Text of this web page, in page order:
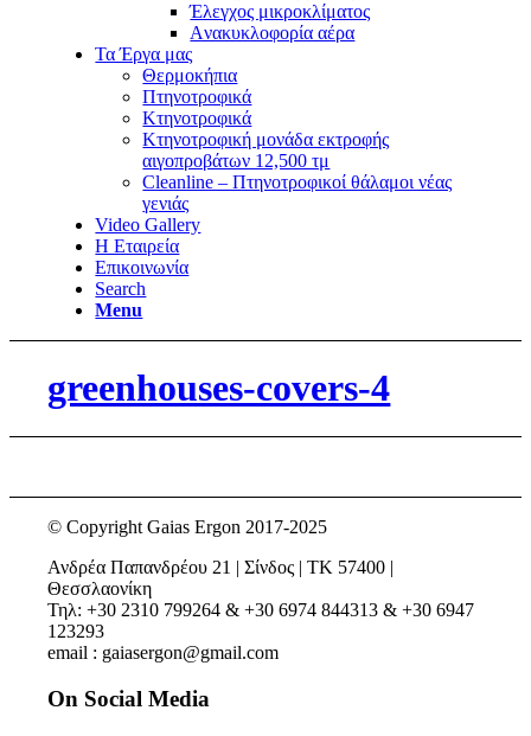
Έλεγχος μικροκλίματος
Aνακυκλοφορία αέρα
Τα Έργα μας
Θερμοκήπια
Πτηνοτροφικά
Κτηνοτροφικά
Κτηνοτροφική μονάδα εκτροφής
αιγοπροβάτων 12,500 τμ
Cleanline – Πτηνοτροφικοί θάλαμοι νέας
γενιάς
Video Gallery
Η Εταιρεία
Επικοινωνία
Search
Menu
greenhouses-covers-4
© Copyright Gaias Ergon 2017-2025
Ανδρέα Παπανδρέου 21 | Σίνδος | ΤΚ 57400 |
Θεσσλαονίκη
Τηλ: +30 2310 799264 & +30 6974 844313 & +30 6947
123293
email : gaiasergon@gmail.com
On Social Media